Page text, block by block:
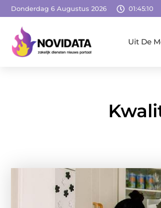
Donderdag 6 Augustus 2026 01:45:12
Uit De